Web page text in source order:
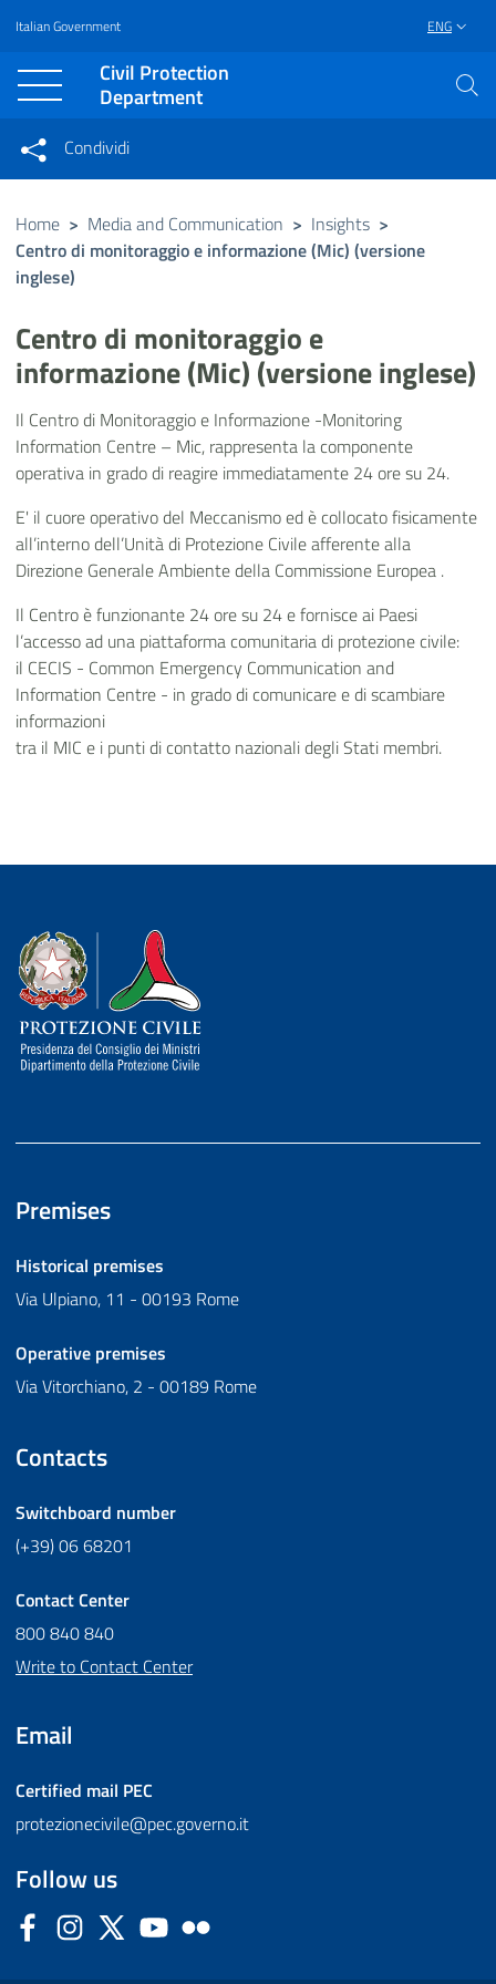
Vai al contenuto principale
Raggiungi il piè di pagina
Italian Government ENG
Civil Protection
Department
Condividi su Facebook
Condividi su Twitter
Condividi su LinkedIn
Condividi
Condividi sui social network
Home > Media and Communication > Insights >
Centro di monitoraggio e informazione (Mic) (versione
inglese)
Centro di monitoraggio e
informazione (Mic) (versione inglese)
Il Centro di Monitoraggio e Informazione -Monitoring
Information Centre – Mic, rappresenta la componente
operativa in grado di reagire immediatamente 24 ore su 24.
E' il cuore operativo del Meccanismo ed è collocato fisicamente
all’interno dell’Unità di Protezione Civile afferente alla
Direzione Generale Ambiente della Commissione Europea .
Il Centro è funzionante 24 ore su 24 e fornisce ai Paesi
l’accesso ad una piattaforma comunitaria di protezione civile:
il CECIS - Common Emergency Communication and
Information Centre - in grado di comunicare e di scambiare
informazioni
tra il MIC e i punti di contatto nazionali degli Stati membri.
Dipartimento della Protezione Civile
Premises
Historical premises
Via Ulpiano, 11 - 00193 Rome
Operative premises
Via Vitorchiano, 2 - 00189 Rome
Contacts
Switchboard number
(+39) 06 68201
Contact Center
800 840 840
Write to Contact Center
Email
Certified mail PEC
protezionecivile@pec.governo.it
Follow us
FacebookInstagram
Twitter YouTube